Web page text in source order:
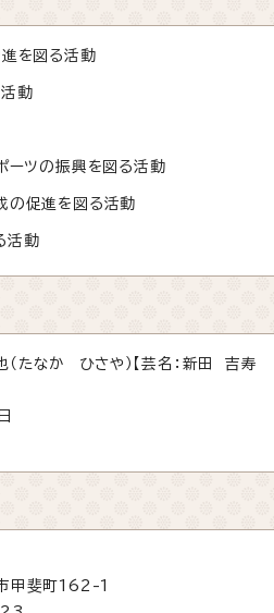
を図る活動
動
ーツの振興を図る活動
の促進を図る活動
活動
たなか ひさや）【芸名：新田 吉寿
甲斐町162-1